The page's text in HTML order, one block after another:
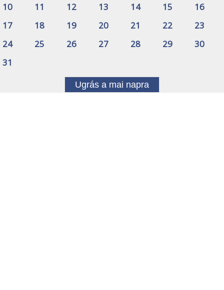
10
11 12 13 14 15
16
17
18 19 20 21 22
23
24
25 26 27 28 29
30
31
Ugrás a mai napra